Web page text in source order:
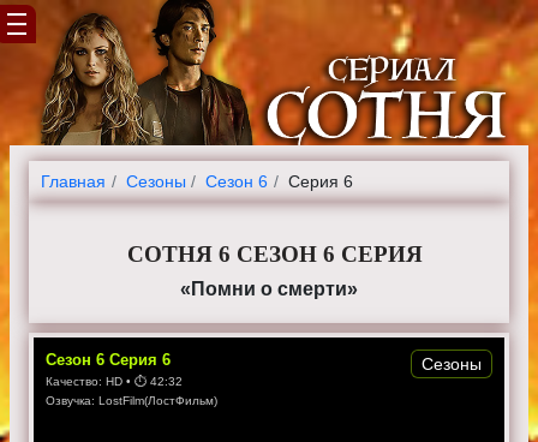
Главная Cезоны Сезон 6 Серия 6
СОТНЯ 6 СЕЗОН 6 СЕРИЯ
«Помни о смерти»
Сезон 6 Серия 6
Качество: HD • ⏱ 42:32
Озвучка: LostFilm(ЛостФильм)
Сезоны